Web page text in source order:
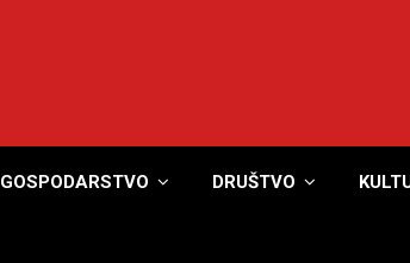
GOSPODARSTVO DRUŠTVO